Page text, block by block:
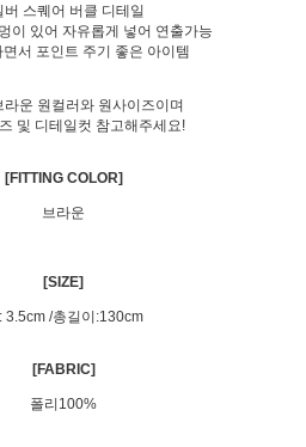
버 스퀘어 버클 디테일
이 있어 자유롭게 넣어 연출가능
서 포인트 주기 좋은 아이템
라운 원컬러와 원사이즈이며
및 디테일컷 참고해주세요!
[FITTING COLOR]
브라운
[SIZE]
3.5cm /총길이:130cm
[FABRIC]
폴리100%